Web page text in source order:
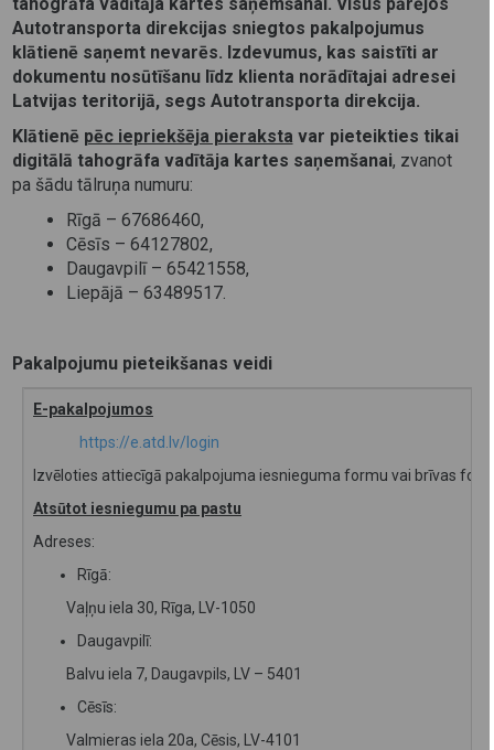
Autotransporta direkcijas sniegtos pakalpojumus
klātienē saņemt nevarēs. Izdevumus, kas saistīti ar
dokumentu nosūtīšanu līdz klienta norādītajai adresei
Latvijas teritorijā, segs Autotransporta direkcija.
Klātienē pēc iepriekšēja pieraksta var pieteikties tikai
digitālā tahogrāfa vadītāja kartes saņemšanai, zvanot
pa šādu tālruņa numuru:
Rīgā – 67686460,
Cēsīs – 64127802,
Daugavpilī – 65421558,
Liepājā – 63489517.
Pakalpojumu pieteikšanas veidi
E-pakalpojumos
https://e.atd.lv/login
Izvēloties attiecīgā pakalpojuma iesnieguma formu vai brīvas
Atsūtot iesniegumu pa pastu
Adreses:
Rīgā:
Vaļņu iela 30, Rīga, LV-1050
Daugavpilī:
Balvu iela 7, Daugavpils, LV – 5401
Cēsīs:
Valmieras iela 20a, Cēsis, LV-4101